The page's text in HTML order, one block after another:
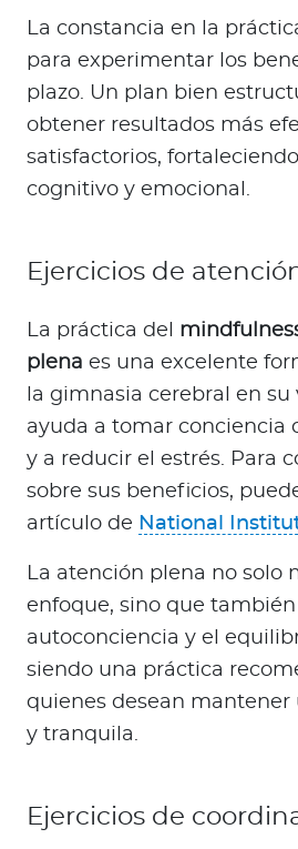
La constancia en la
para experimentar los
plazo. Un plan bien
obtener resultados más
satisfactorios,
cognitivo y emocional.
Ejercicios de
La práctica del
plena es una excelente
la gimnasia cerebral en su
ayuda a tomar conciencia
y a reducir el estrés. Para
sobre sus beneficios,
artículo de National
La atención plena no solo
enfoque, sino que
autoconciencia y el
siendo una práctica
quienes desean mantener
y tranquila.
Ejercicios de